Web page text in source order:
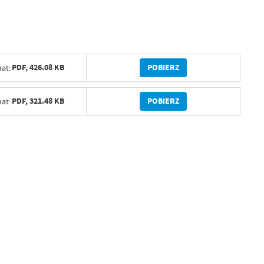
PDF,426.08 KB POBIERZ
PDF,321.48 KB POBIERZ